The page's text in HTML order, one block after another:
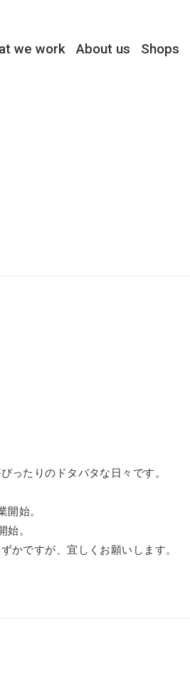
we work About us Shops
ったりのドタバタな日々です。
始。
始。
かですが、宜しくお願いします。